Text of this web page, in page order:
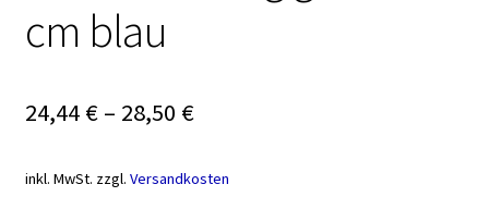
cm blau
24,44 €– 28,50 €
inkl. MwSt. zzgl. Versandkosten